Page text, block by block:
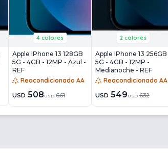
4 colores
Apple IPhone 13 128GB
5G - 4GB - 12MP - Azul -
REF
Reacondicionado AA
USD 508 USD 661
2 colores
Apple IPhone 13 256GB
5G - 4GB - 12MP -
Medianoche - REF
Reacondicionado AA
USD 549 USD 632